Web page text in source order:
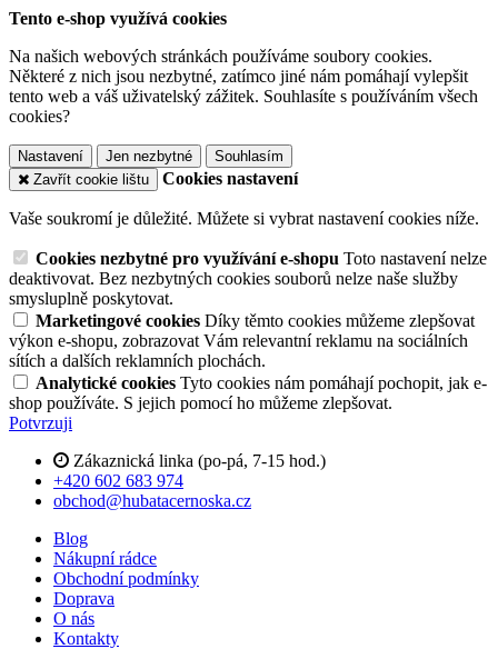
Tento e-shop využívá cookies
Na našich webových stránkách používáme soubory cookies.
Některé z nich jsou nezbytné, zatímco jiné nám pomáhají vylepšit
tento web a váš uživatelský zážitek. Souhlasíte s používáním všech
cookies?
Nastavení Jen nezbytné
Souhlasím
Zavřít cookie lištu
Cookies nastavení
Vaše soukromí je důležité. Můžete si vybrat nastavení cookies níže.
Cookies nezbytné pro využívání e-shopu Toto nastavení nelze
deaktivovat. Bez nezbytných cookies souborů nelze naše služby
smysluplně poskytovat.
Marketingové cookies Díky těmto cookies můžeme zlepšovat
výkon e-shopu, zobrazovat Vám relevantní reklamu na sociálních
sítích a dalších reklamních plochách.
Analytické cookies Tyto cookies nám pomáhají pochopit, jak e-
shop používáte. S jejich pomocí ho můžeme zlepšovat.
Potvrzuji
Zákaznická linka (po-pá, 7-15 hod.)
+420 602 683 974
obchod@hubatacernoska.cz
Blog
Nákupní rádce
Obchodní podmínky
Doprava
O nás
Kontakty